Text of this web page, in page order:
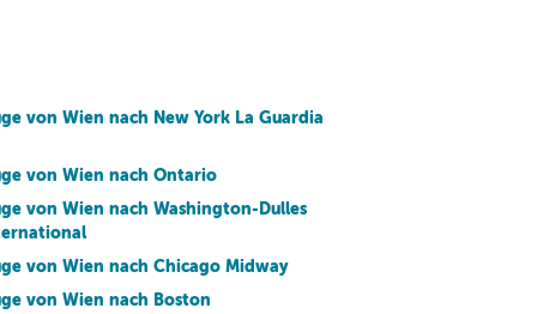
von Wien nach New York La Guardia
von Wien nach Ontario
von Wien nach Washington-Dulles
von Wien nach Chicago Midway
von Wien nach Boston